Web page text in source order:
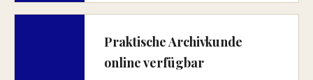
Praktische Archivkunde
online verfügbar